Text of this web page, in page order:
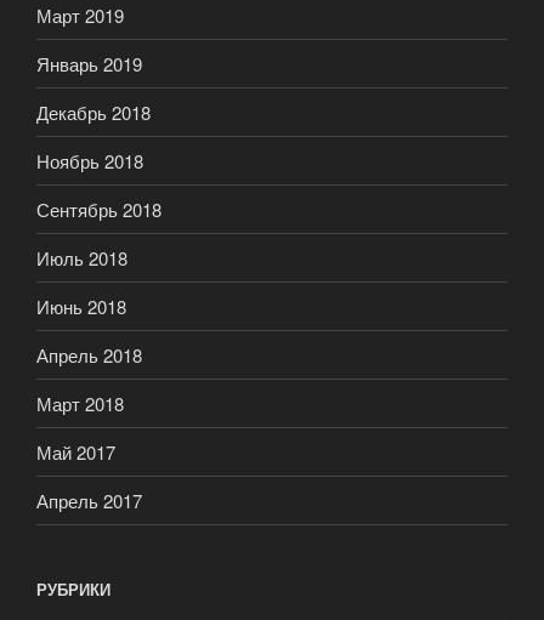
Март 2019
Январь 2019
Декабрь 2018
Ноябрь 2018
Сентябрь 2018
Июль 2018
Июнь 2018
Апрель 2018
Март 2018
Май 2017
Апрель 2017
РУБРИКИ